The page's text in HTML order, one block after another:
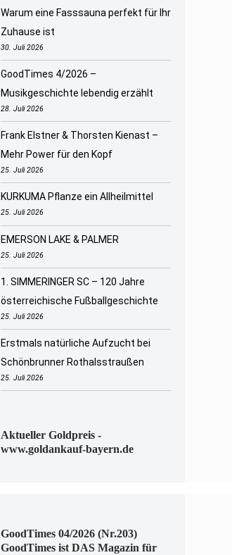
Warum eine Fasssauna perfekt für Ihr
Zuhause ist
30. Juli 2026
GoodTimes 4/2026 –
Musikgeschichte lebendig erzählt
28. Juli 2026
Frank Elstner & Thorsten Kienast –
Mehr Power für den Kopf
25. Juli 2026
KURKUMA Pflanze ein Allheilmittel
25. Juli 2026
EMERSON LAKE & PALMER
25. Juli 2026
1. SIMMERINGER SC – 120 Jahre
österreichische Fußballgeschichte
25. Juli 2026
Erstmals natürliche Aufzucht bei
Schönbrunner Rothalsstraußen
25. Juli 2026
Aktueller Goldpreis -
www.goldankauf-bayern.de
GoodTimes 04/2026 (Nr.203)
GoodTimes ist DAS Magazin für